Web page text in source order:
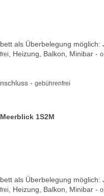
als Überbelegung möglich:
, Heizung, Balkon, Minibar -
- gebührenfrei
1S2M
als Überbelegung möglich:
, Heizung, Balkon, Minibar -